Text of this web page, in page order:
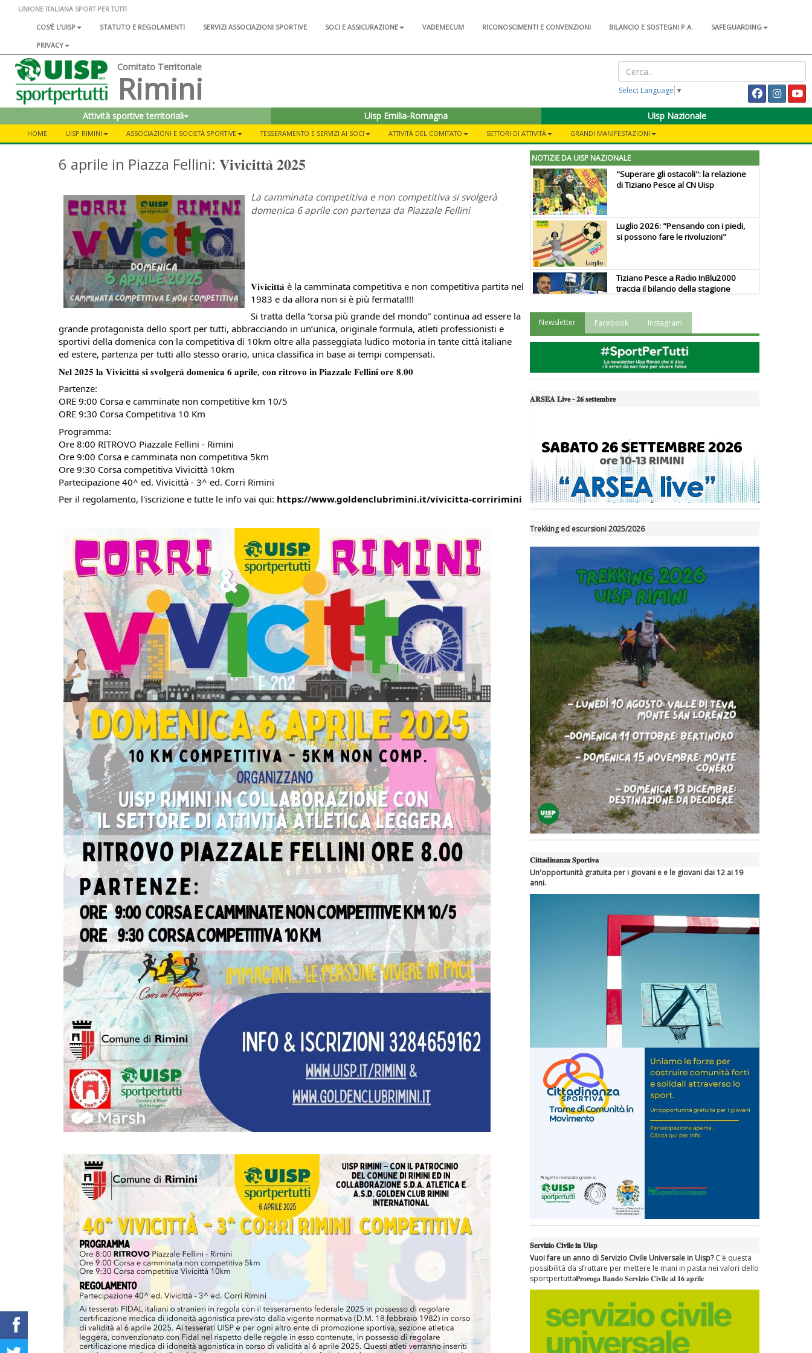
UNIONE ITALIANA SPORT PER TUTTI
COS'È L'UISP
STATUTO E REGOLAMENTI SERVIZI ASSOCIAZIONI SPORTIVE SOCI E ASSICURAZIONE VADEMECUM RICONOSCIMENTI E CONVENZIONI BILANCIO E SOSTEGNI P.A.
SAFEGUARDING
PRIVACY
Comitato Territoriale
Rimini Select Language ▼
Attività sportive territoriali Uisp Emilia-Romagna Uisp Nazionale
HOME UISP RIMINI ASSOCIAZIONI E SOCIETÀ SPORTIVE TESSERAMENTO E SERVIZI AI SOCI ATTIVITÀ DEL COMITATO SETTORI DI ATTIVITÀ GRANDI MANIFESTAZIONI
6 aprile in Piazza Fellini: 𝐕𝐢𝐯𝐢𝐜𝐢𝐭𝐭𝐚̀ 𝟐𝟎𝟐𝟓
La camminata competitiva e non competitiva si svolgerà
domenica 6 aprile con partenza da Piazzale Fellini
𝐕𝐢𝐯𝐢𝐜𝐢𝐭𝐭𝐚̀ è la camminata competitiva e non competitiva partita nel
1983 e da allora non si è più fermata!!!!
Si tratta della “corsa più grande del mondo” continua ad essere la
grande protagonista dello sport per tutti, abbracciando in un’unica, originale formula, atleti professionisti e
sportivi della domenica con la competitiva di 10km oltre alla passeggiata ludico motoria in tante città italiane
ed estere, partenza per tutti allo stesso orario, unica classifica in base ai tempi compensati.
𝐍𝐞𝐥 𝟐𝟎𝟐𝟓 𝐥𝐚 𝐕𝐢𝐯𝐢𝐜𝐢𝐭𝐭𝐚̀ 𝐬𝐢 𝐬𝐯𝐨𝐥𝐠𝐞𝐫𝐚̀ 𝐝𝐨𝐦𝐞𝐧𝐢𝐜𝐚 𝟔 𝐚𝐩𝐫𝐢𝐥𝐞, 𝐜𝐨𝐧 𝐫𝐢𝐭𝐫𝐨𝐯𝐨 𝐢𝐧 𝐏𝐢𝐚𝐳𝐳𝐚𝐥𝐞 𝐅𝐞𝐥𝐥𝐢𝐧𝐢 𝐨𝐫𝐞 𝟖.𝟎𝟎
Partenze:
ORE 9:00 Corsa e camminate non competitive km 10/5
ORE 9:30 Corsa Competitiva 10 Km
Programma:
Ore 8:00 RITROVO Piazzale Fellini - Rimini
Ore 9:00 Corsa e camminata non competitiva 5km
Ore 9:30 Corsa competitiva Vivicittà 10km
Partecipazione 40^ ed. Vivicittà - 3^ ed. Corri Rimini
Per il regolamento, l'iscrizione e tutte le info vai qui: https://www.goldenclubrimini.it/vivicitta-corririmini
NOTIZIE DA UISP NAZIONALE
"Superare gli ostacoli": la relazione
di Tiziano Pesce al CN Uisp
Luglio 2026: "Pensando con i piedi,
si possono fare le rivoluzioni"
Tiziano Pesce a Radio InBlu2000
traccia il bilancio della stagione
Ddl Lobby, Uisp: “Il Parlamento
valorizzi le nostre specificità"
La formazione Uisp rallenta ma
Fondazione Terzjus: prima riunione
a Roma
Newsletter Facebook Instagram
𝐀𝐑𝐒𝐄𝐀 𝐋𝐢𝐯𝐞 - 𝟐𝟔 𝐬𝐞𝐭𝐭𝐞𝐦𝐛𝐫𝐞
Trekking ed escursioni 2025/2026
𝐂𝐢𝐭𝐭𝐚𝐝𝐢𝐧𝐚𝐧𝐳𝐚 𝐒𝐩𝐨𝐫𝐭𝐢𝐯𝐚
Un'opportunità gratuita per i giovani e e le giovani dai 12 ai 19
anni.
𝐒𝐞𝐫𝐯𝐢𝐳𝐢𝐨 𝐂𝐢𝐯𝐢𝐥𝐞 𝐢𝐧 𝐔𝐢𝐬𝐩
Vuoi fare un anno di Servizio Civile Universale in Uisp?C'è questa
possibilità da sfruttare per mettere le mani in pasta nei valori dello
sportpertuttә. 𝐏𝐫𝐨𝐫𝐨𝐠𝐚 𝐁𝐚𝐧𝐝𝐨 𝐒𝐞𝐫𝐯𝐢𝐳𝐢𝐨 𝐂𝐢𝐯𝐢𝐥𝐞 𝐚𝐥 𝟏𝟔 𝐚𝐩𝐫𝐢𝐥𝐞